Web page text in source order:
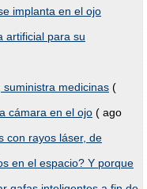
implanta en el ojo
artificial para su
medicinas (
cámara en el ojo ( ago
con rayos láser, de
en el espacio? Y porque